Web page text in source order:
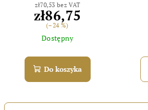
zł70,53 bez VAT
zł86,75
(–24 %)
Dostępny
Do koszyka